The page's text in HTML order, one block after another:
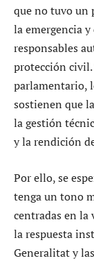
que no tuvo un
la emergencia
responsables
protección
parlamentario,
sostienen que
la gestión
y la rendición
Por ello, se
tenga un tono
centradas en la
la respuesta
Generalitat y